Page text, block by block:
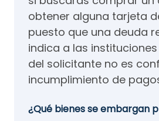
obtener alguna tarjeta
puesto que una deuda
indica a las
del solicitante no es
incumplimiento de
¿Qué bienes se embargan